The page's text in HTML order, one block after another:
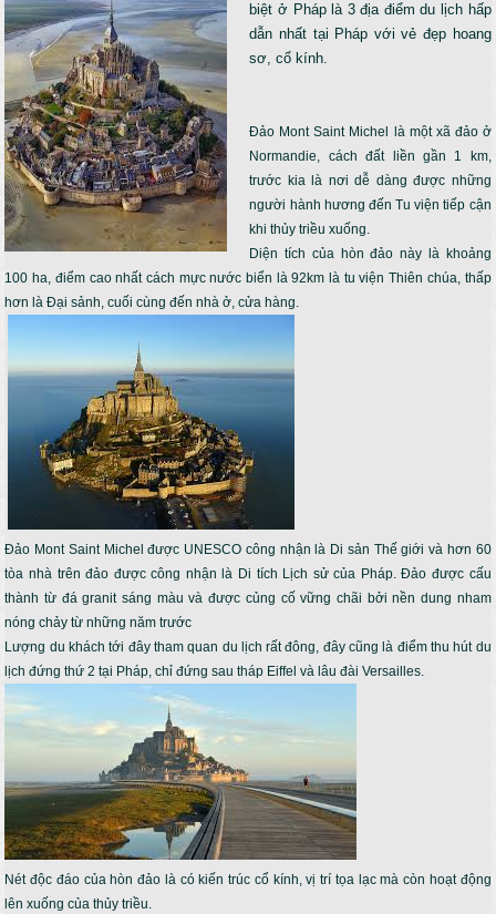
biệt ở Pháplà 3 địa điểm du lịch hấp
dẫn nhất tại Pháp với vẻ đẹp hoang
sơ, cổ kính.
Đảo Mont Saint Michel là một xã đảo ở
Normandie, cách đất liền gần 1 km,
trước kia là nơi dễ dàng được những
người hành hương đến Tu viện tiếp cận
khi thủy triều xuống.
Diện tích của hòn đảo này là khoảng
100 ha, điểm cao nhất cách mực nước biển là 92km là tu viện Thiên chúa, thấp
hơn là Đại sảnh, cuối cùng đến nhà ở, cửa hàng.
Đảo Mont Saint Michel được UNESCO công nhận là Di sản Thế giới và hơn 60
tòa nhà trên đảo được công nhận là Di tích Lịch sử của Pháp. Đảo được cấu
thành từ đá granit sáng màu và được củng cố vững chãi bởi nền dung nham
nóng chảy từ những năm trước
Lượng du khách tới đây tham quan du lịch rất đông, đây cũng là điểm thu hút du
lịch đứng thứ 2 tại Pháp, chỉ đứng sau tháp Eiffel và lâu đài Versailles.
Nét độc đáo của hòn đảo là có kiến trúc cổ kính, vị trí tọa lạc mà còn hoạt động
lên xuống của thủy triều.